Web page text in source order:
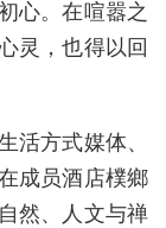
心。在喧嚣之
灵，也得以回
活方式媒体、
成员酒店樸鄉
然、人文与禅